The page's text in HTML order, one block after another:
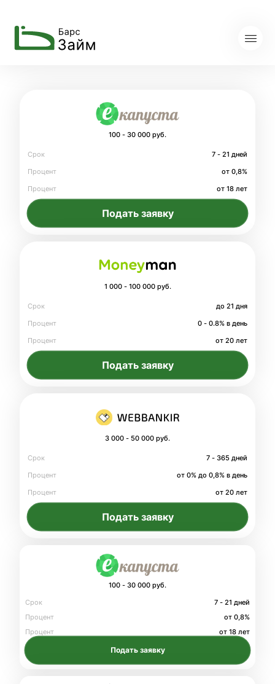
100 - 30 000 руб.
Срок
7 - 21 дней
Процент
от 0,8%
Процент
от 18 лет
Подать заявку
1 000 - 100 000 руб.
Срок
до 21 дня
Процент
0 - 0.8% в день
Процент
от 20 лет
Подать заявку
3 000 - 50 000 руб.
Срок
7 - 365 дней
Процент
от 0% до 0,8% в день
Процент
от 20 лет
Подать заявку
100 - 30 000 руб.
Срок
7 - 21 дней
Процент
от 0,8%
Процент
от 18 лет
Подать заявку